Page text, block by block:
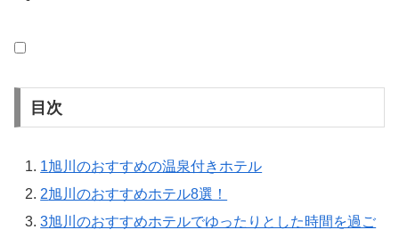
目次
1旭川のおすすめの温泉付きホテル
2旭川のおすすめホテル8選！
3旭川のおすすめホテルでゆったりとした時間を過ご